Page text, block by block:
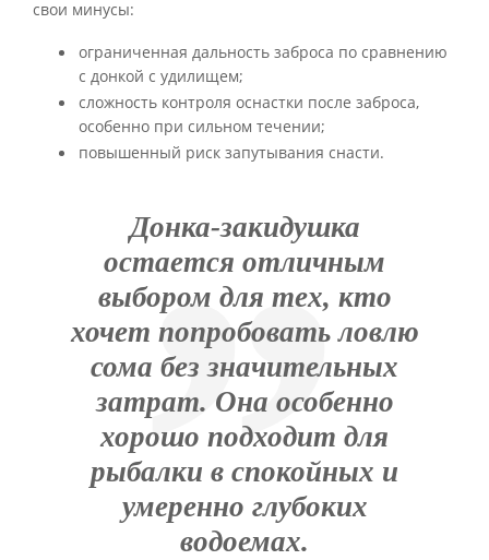
свои минусы:
ограниченная дальность заброса по сравнению
с донкой с удилищем;
сложность контроля оснастки после заброса,
особенно при сильном течении;
повышенный риск запутывания снасти.
Донка-закидушка
остается отличным
выбором для тех, кто
хочет попробовать ловлю
сома без значительных
затрат. Она особенно
хорошо подходит для
рыбалки в спокойных и
умеренно глубоких
водоемах.